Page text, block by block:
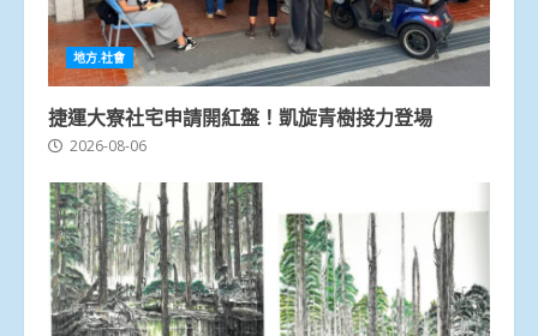
地方.社會
捷運大寮社宅申請開紅盤！凱旋青樹接力登場
2026-08-06